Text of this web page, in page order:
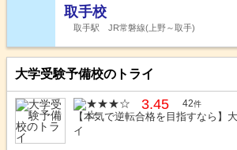
取手校
取手駅 JR常磐線(上野～取手)
大学受験予備校のトライ
3.45 42件
【本気で逆転合格を目指すなら】
イ